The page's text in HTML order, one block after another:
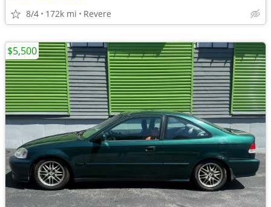
8/4 172k mi Revere
$5,500